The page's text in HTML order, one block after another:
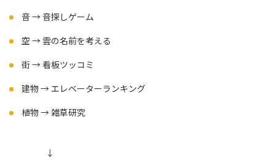
音 → 音探しゲーム
空 → 雲の名前を考える
街 → 看板ツッコミ
建物 → エレベーターランキング
植物 → 雑草研究
↓